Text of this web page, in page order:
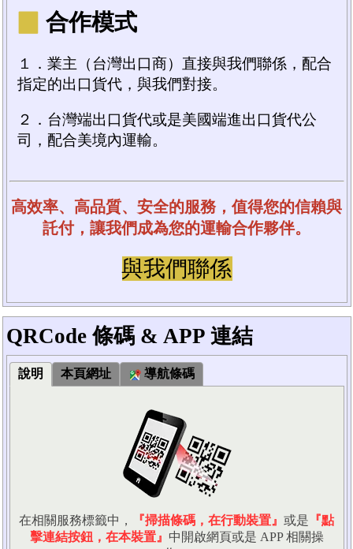
合作模式
１．業主（台灣出口商）直接與我們聯係，配合
指定的出口貨代，與我們對接。
２．台灣端出口貨代或是美國端進出口貨代公
司，配合美境內運輸。
高效率、高品質、安全的服務，值得您的信賴與
託付，讓我們成為您的運輸合作夥伴。
與我們聯係
QRCode 條碼 & APP 連結
說明 本頁網址 導航條碼
在相關服務標籤中， 『掃描條碼，在行動裝置』或是 『點
擊連結按鈕，在本裝置』 中開啟網頁或是 APP 相關操